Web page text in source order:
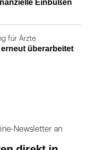
Einbußen
für Ärzte
überarbeitet
Newsletter an